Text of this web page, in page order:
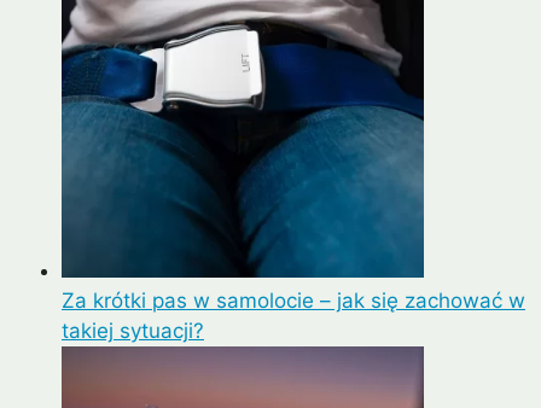
Za krótki pas w samolocie – jak się zachować w
takiej sytuacji?